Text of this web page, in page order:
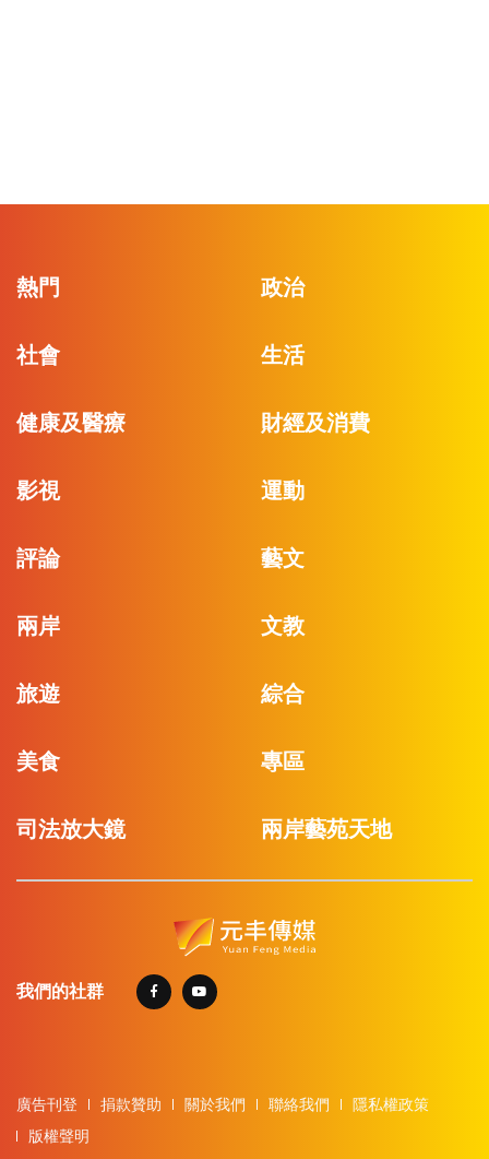
熱門 政治
社會 生活
健康及醫療 財經及消費
影視 運動
評論 藝文
兩岸 文教
旅遊 綜合
美食 專區
司法放大鏡 兩岸藝苑天地
我們的社群
廣告刊登 捐款贊助 關於我們 聯絡我們
隱私權政策
版權聲明